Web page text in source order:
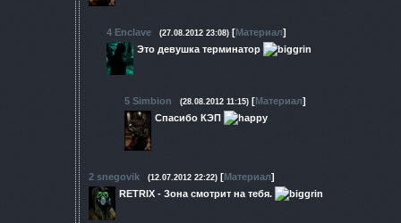
4 Enclave (27.08.2012 23:08) [Материал]
Это девушка терминатор
5 Simbion (28.08.2012 11:15) [Материал]
Спасибо КЭП
2 snegovik (12.07.2012 22:22) [Материал]
RETRIX - Зона смотрит на тебя.